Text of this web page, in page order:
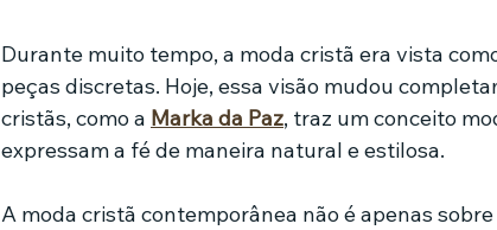
Durante muito tempo, a moda cristã era vista
peças discretas. Hoje, essa visão mudou
cristãs, como a Marka da Paz, traz um conceito
expressam a fé de maneira natural e estilosa.
A moda cristã contemporânea não é apenas